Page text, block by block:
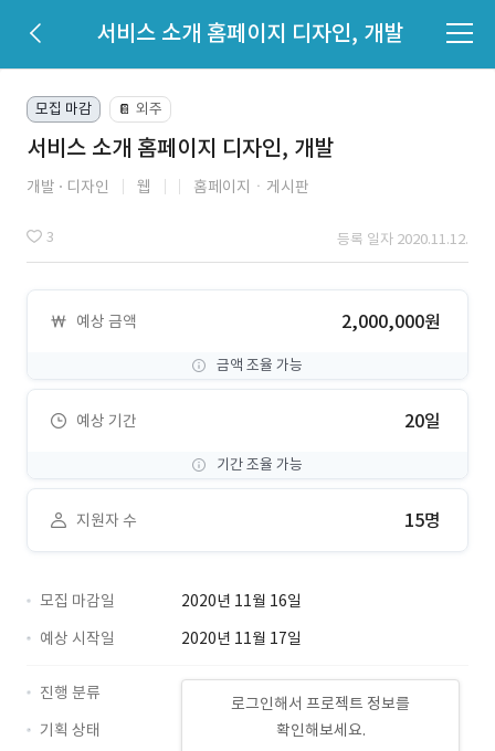
서비스 소개 홈페이지 디자인, 개발
모집 마감 📔 외주
서비스 소개 홈페이지 디자인, 개발
개발 디자인 웹 홈페이지ㆍ게시판
3 등록 일자 2020.11.12.
예상 금액 2,000,000원
금액 조율 가능
예상 기간 20일
기간 조율 가능
지원자 수 15명
모집 마감일
2020년 11월 16일
예상 시작일
2020년 11월 17일
로그인해서 프로젝트 정보를
확인해보세요.
진행 분류
기획 상태